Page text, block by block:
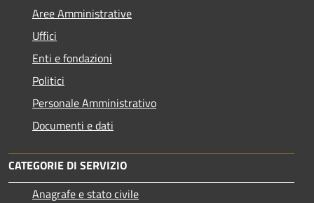
Aree Amministrative
Uffici
Enti e fondazioni
Politici
Personale Amministrativo
Documenti e dati
CATEGORIE DI SERVIZIO
Anagrafe e stato civile